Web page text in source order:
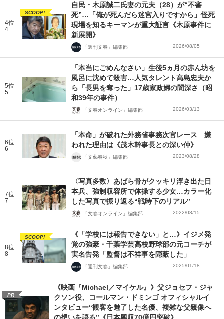
4位
4
SCOOP!
自民・木原誠二氏妻の元夫（28）が“不審
死”…「俺が死んだら迷宮入りですから」怪死
現場を知るキーマンが重大証言《木原事件に
新展開》
「週刊文春」編集部 2026/08/05
5位
5
「本当にごめんなさい」生後5ヵ月の赤ん坊を
風呂に沈めて殺害…人気タレント高島忠夫か
ら「長男を奪った」17歳家政婦の闇深さ（昭
和39年の事件）
「文春オンライン」編集部 2026/03/13
6位
6
「本命」が破れた外務省事務次官レース 嫌
われた理由は《茂木幹事長との深い仲》
「文藝春秋」編集部 2023/08/28
7位
7
〈写真多数〉あばら骨がクッキリ浮き出た日
本兵、強制収容所で体操する少女…カラー化
した写真で振り返る“戦時下のリアル”
「文春オンライン」編集部 2022/08/15
8位
8
SCOOP!
《「学校には報告できない」と…》イジメ発
覚の強豪・千葉学芸高校野球部の元コーチが
実名告発「監督は不祥事を隠蔽した」
「週刊文春」編集部 2025/01/18
PR
《映画『Michael／マイケル』》父ジョセフ・ジャ
クソン役、コールマン・ドミンゴ オフィシャルイ
ンタビュー“観客を魅了した名優、複雑な父親像へ